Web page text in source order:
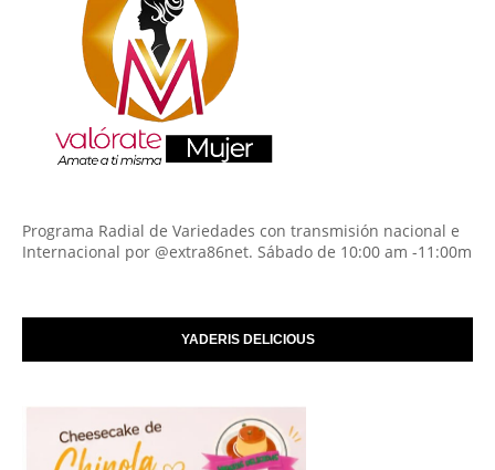
Programa Radial de Variedades con transmisión nacional e
Internacional por @extra86net. Sábado de 10:00 am -11:00m
YADERIS DELICIOUS